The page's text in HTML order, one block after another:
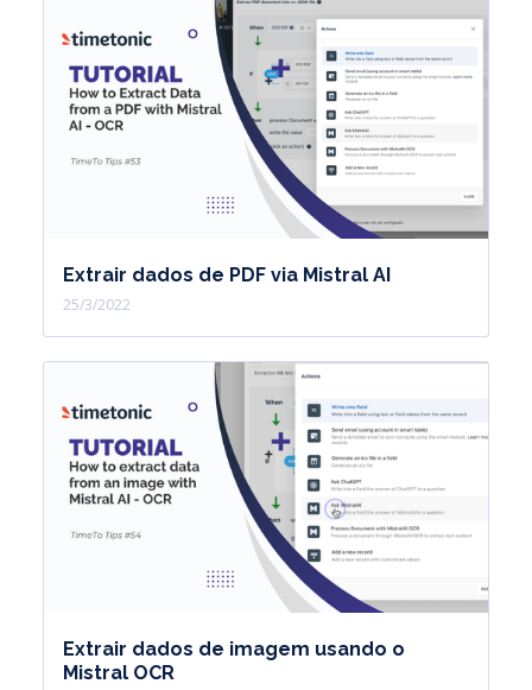
Extrair dados de PDF via Mistral AI
25/3/2022
Extrair dados de imagem usando o
Mistral OCR